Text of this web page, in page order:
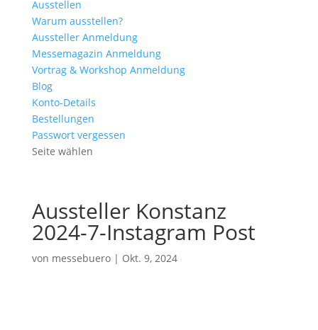
Ausstellen
Warum ausstellen?
Aussteller Anmeldung
Messemagazin Anmeldung
Vortrag & Workshop Anmeldung
Blog
Konto-Details
Bestellungen
Passwort vergessen
Seite wählen
Aussteller Konstanz
2024-7-Instagram Post
von messebuero| Okt. 9, 2024